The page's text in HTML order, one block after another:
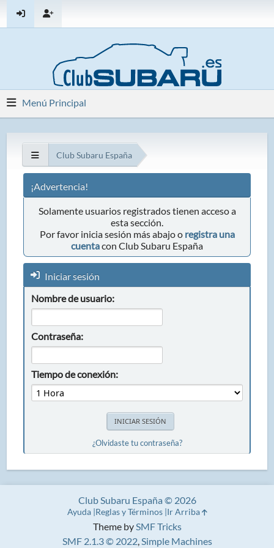
Menú Principal
Club Subaru España
¡Advertencia!
Solamente usuarios registrados tienen acceso a
esta sección.
Por favor inicia sesión más abajo o registra una
cuentacon Club Subaru España
Iniciar sesión
Nombre de usuario:
Contraseña:
Tiempo de conexión:
¿Olvidaste tu contraseña?
Theme bySMF Tricks
SMF 2.1.3 © 2022,Simple Machines
Club Subaru España © 2026
Ayuda Reglas y Términos Ir Arriba